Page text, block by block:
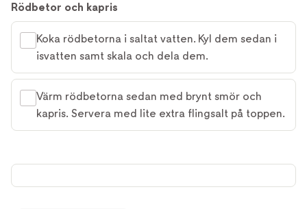
Rödbetor och kapris
Koka rödbetorna i saltat vatten. Kyl dem sedan i
isvatten samt skala och dela dem.
Värm rödbetorna sedan med brynt smör och
kapris. Servera med lite extra flingsalt på toppen.